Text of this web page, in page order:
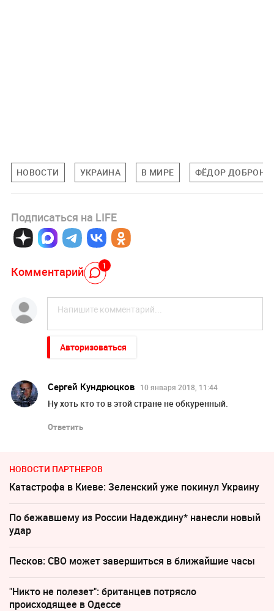
НОВОСТИ УКРАИНА В МИРЕ ФЁДОР
Подписаться на LIFE
Комментарий 1
Авторизоваться
Сергей Кундрюцков 10 января 2018, 11:44
Ну хоть кто то в этой стране не обкуренный.
Ответить
НОВОСТИ ПАРТНЕРОВ
Катастрофа в Киеве: Зеленский уже покинул Украину
По бежавшему из России Надеждину* нанесли новый
удар
Песков: СВО может завершиться в ближайшие часы
"Никто не полезет": британцев потрясло
происходящее в Одессе